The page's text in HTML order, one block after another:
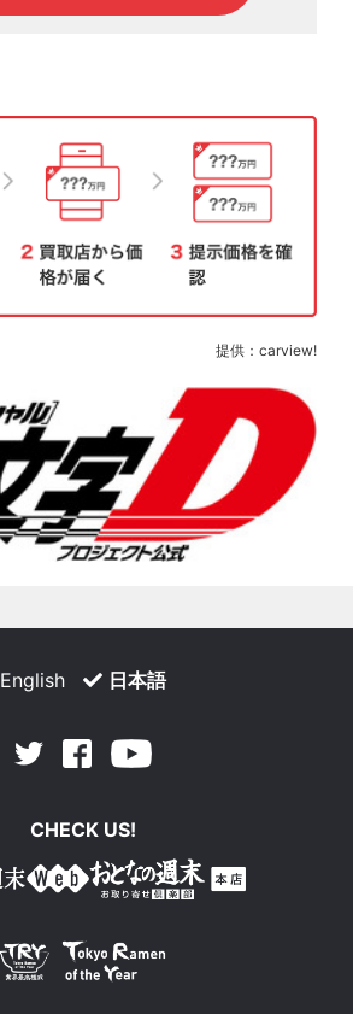
提供：carview!
English 日本語
Twitter Facebook
CHECK US!